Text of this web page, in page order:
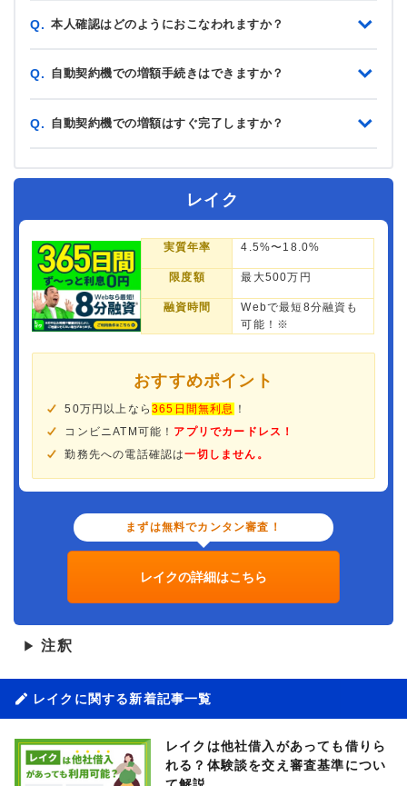
Q. 本人確認はどのようにおこなわれますか？
Q. 自動契約機での増額手続きはできますか？
Q. 自動契約機での増額はすぐ完了しますか？
レイク
実質年率 4.5%〜18.0%
限度額 最大500万円
融資時間
Webで最短8分融資も
可能！※
おすすめポイント
50万円以上なら365日間無利息
！
コンビニATM可能！ アプリでカードレス！
勤務先への電話確認は一切しません。
まずは無料でカンタン審査！
レイクの詳細はこちら
▶ 注釈
レイクに関する新着記事一覧
レイクは他社借入があっても借りら
れる？体験談を交え審査基準につい